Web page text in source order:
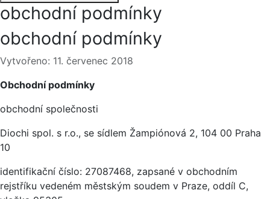
obchodní podmínky
obchodní podmínky
Základní údaje
Vytvořeno: 11. červenec 2018
Obchodní podmínky
obchodní společnosti
Diochi spol. s r.o., se sídlem Žampiónová 2, 104 00 Praha
10
identifikační číslo: 27087468, zapsané v obchodním
rejstříku vedeném městským soudem v Praze, oddíl C,